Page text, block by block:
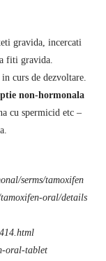
gravida, incercati
fiti gravida.
curs de dezvoltare.
non-hormonala
cu spermicid etc –
serms/tamoxifen
oral/details
oral-tablet